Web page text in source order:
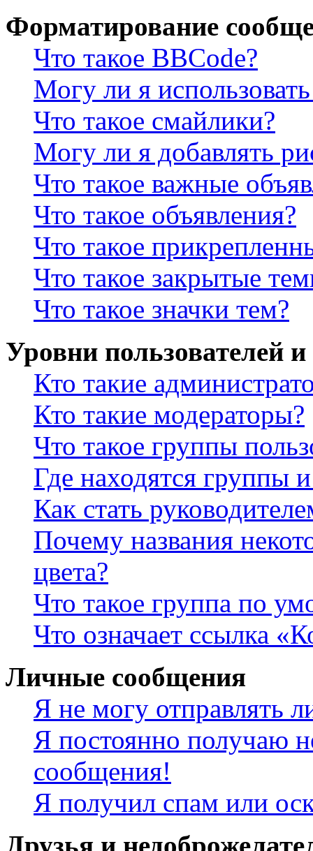
Форматирование
Что такое BBCode?
Могу ли я
Что такое смайлики?
Могу ли я добавлять
Что такое важные
Что такое объявления?
Что такое
Что такое закрытые
Что такое значки тем?
Уровни пользователей
Кто такие
Кто такие модераторы?
Что такое группы
Где находятся группы
Как стать
Почему названия
цвета?
Что такое группа по
Что означает ссылка
Личные сообщения
Я не могу отправлять
Я постоянно получаю
сообщения!
Я получил спам или